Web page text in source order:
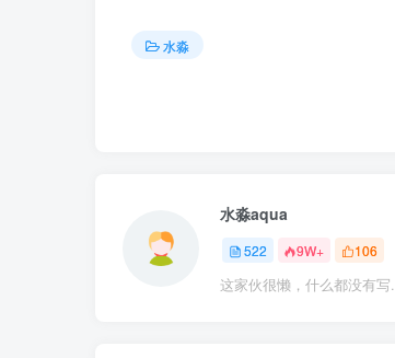
水淼
水淼aqua
522 9W+ 106
这家伙很懒，什么都没有写...